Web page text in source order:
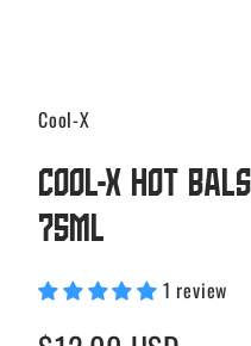
Cool-X
Cool-X Hot
75ml
1 review
Regular